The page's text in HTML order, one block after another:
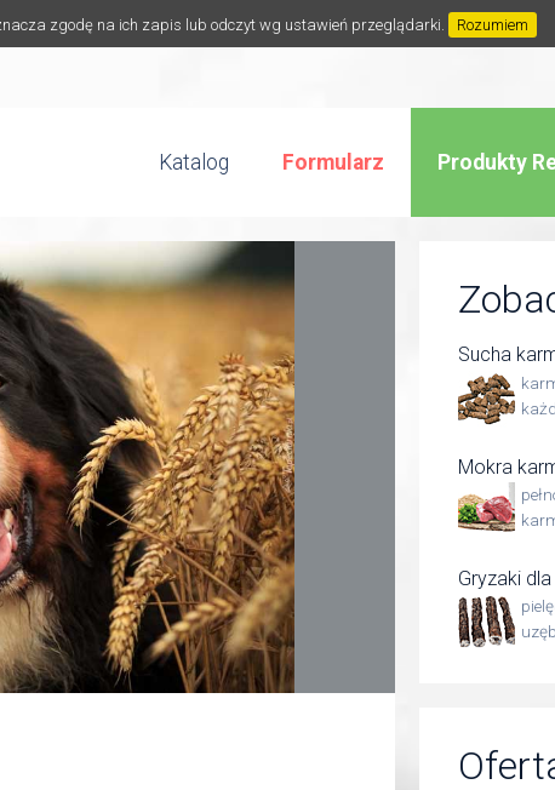
zgodę na ich zapis lub odczyt wg ustawień przeglądarki. Rozumiem
Katalog Formularz Produkty
Sucha
Mokra
Gryzaki